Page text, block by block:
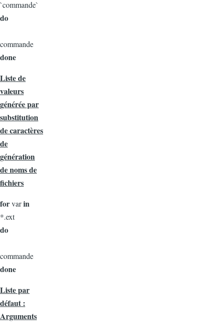
`commande`
do
commande
done
Liste de
valeurs
générée par
substitution
de caractères
de
génération
de noms de
fichiers
forvarin
*.ext
do
commande
done
Liste par
défaut :
Arguments